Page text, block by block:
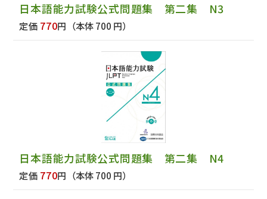
日本語能力試験公式問題集 第二集 N3
定価 770円 （本体 700 円）
日本語能力試験公式問題集 第二集 N4
定価 770円 （本体 700 円）